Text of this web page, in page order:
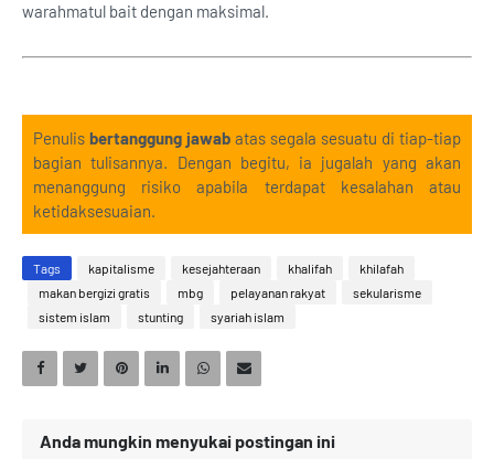
warahmatul bait dengan maksimal.
Penulis bertanggung jawab atas segala sesuatu di tiap-tiap
bagian tulisannya. Dengan begitu, ia jugalah yang akan
menanggung risiko apabila terdapat kesalahan atau
ketidaksesuaian.
Tags kapitalisme kesejahteraan khalifah
khilafah
makan bergizi gratis
mbg pelayanan rakyat
sekularisme
sistem islam
stunting syariah islam
Anda mungkin menyukai postingan ini